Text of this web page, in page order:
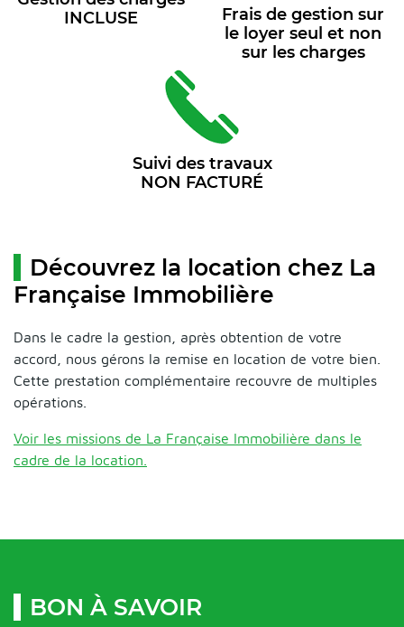
INCLUSE
Frais de gestion sur
le loyer seul et non
sur les charges
Suivi des travaux
NON FACTURÉ
Découvrez la location chez La
Française Immobilière
Dans le cadre la gestion, après obtention de votre
accord, nous gérons la remise en location de votre bien.
Cette prestation complémentaire recouvre de multiples
opérations.
Voir les missions de La Française Immobilière dans le
cadre de la location.
BON À SAVOIR